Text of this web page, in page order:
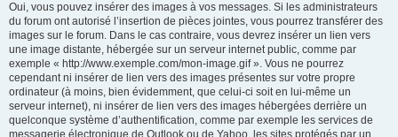
Oui, vous pouvez insérer des images à vos messages. Si les administrateurs
du forum ont autorisé l’insertion de pièces jointes, vous pourrez transférer des
images sur le forum. Dans le cas contraire, vous devrez insérer un lien vers
une image distante, hébergée sur un serveur internet public, comme par
exemple « http://www.exemple.com/mon-image.gif ». Vous ne pourrez
cependant ni insérer de lien vers des images présentes sur votre propre
ordinateur (à moins, bien évidemment, que celui-ci soit en lui-même un
serveur internet), ni insérer de lien vers des images hébergées derrière un
quelconque système d’authentification, comme par exemple les services de
messagerie électronique de Outlook ou de Yahoo, les sites protégés par un